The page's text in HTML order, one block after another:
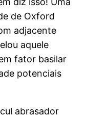
de Oxford
adjacente
aquele
fator basilar
potenciais
abrasador